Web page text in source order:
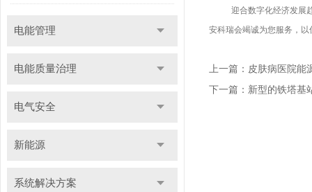
电能管理
电能质量治理
电气安全
新能源
系统解决方案
迎合数字化经济发展
安科瑞会竭诚为您服务，以
上一篇： 皮肤病医院能
下一篇： 新型的铁塔基